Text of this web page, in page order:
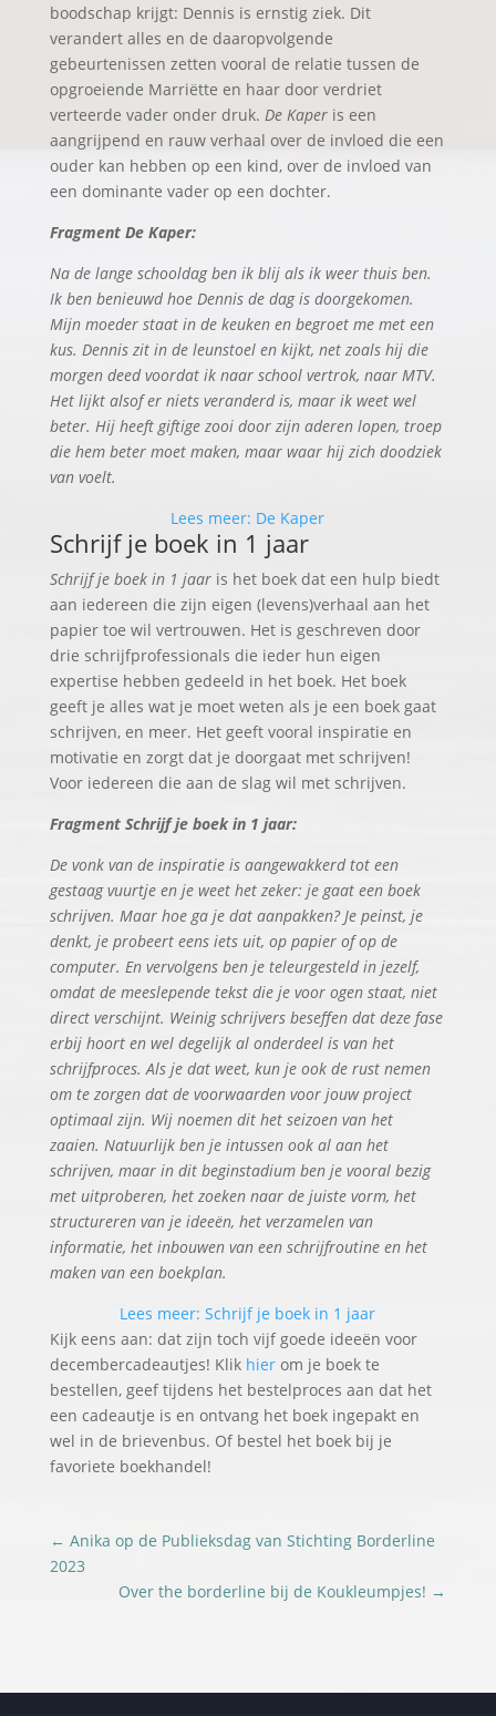
boodschap krijgt: Dennis is ernstig ziek. Dit
verandert alles en de daaropvolgende
gebeurtenissen zetten vooral de relatie tussen de
opgroeiende Marriëtte en haar door verdriet
verteerde vader onder druk. De Kaperis een
aangrijpend en rauw verhaal over de invloed die een
ouder kan hebben op een kind, over de invloed van
een dominante vader op een dochter.
Fragment De Kaper:
Na de lange schooldag ben ik blij als ik weer thuis ben.
Ik ben benieuwd hoe Dennis de dag is doorgekomen.
Mijn moeder staat in de keuken en begroet me met een
kus. Dennis zit in de leunstoel en kijkt, net zoals hij die
morgen deed voordat ik naar school vertrok, naar MTV.
Het lijkt alsof er niets veranderd is, maar ik weet wel
beter. Hij heeft giftige zooi door zijn aderen lopen, troep
die hem beter moet maken, maar waar hij zich doodziek
van voelt.
Lees meer: De Kaper
Schrijf je boek in 1 jaar
Schrijf je boek in 1 jaaris het boek dat een hulp biedt
aan iedereen die zijn eigen (levens)verhaal aan het
papier toe wil vertrouwen. Het is geschreven door
drie schrijfprofessionals die ieder hun eigen
expertise hebben gedeeld in het boek. Het boek
geeft je alles wat je moet weten als je een boek gaat
schrijven, en meer. Het geeft vooral inspiratie en
motivatie en zorgt dat je doorgaat met schrijven!
Voor iedereen die aan de slag wil met schrijven.
Fragment Schrijf je boek in 1 jaar:
De vonk van de inspiratie is aangewakkerd tot een
gestaag vuurtje en je weet het zeker: je gaat een boek
schrijven. Maar hoe ga je dat aanpakken? Je peinst, je
denkt, je probeert eens iets uit, op papier of op de
computer. En vervolgens ben je teleurgesteld in jezelf,
omdat de meeslepende tekst die je voor ogen staat, niet
direct verschijnt. Weinig schrijvers beseffen dat deze fase
erbij hoort en wel degelijk al onderdeel is van het
schrijfproces. Als je dat weet, kun je ook de rust nemen
om te zorgen dat de voorwaarden voor jouw project
optimaal zijn. Wij noemen dit het seizoen van het
zaaien. Natuurlijk ben je intussen ook al aan het
schrijven, maar in dit beginstadium ben je vooral bezig
met uitproberen, het zoeken naar de juiste vorm, het
structureren van je ideeën, het verzamelen van
informatie, het inbouwen van een schrijfroutine en het
maken van een boekplan.
Lees meer: Schrijf je boek in 1 jaar
Kijk eens aan: dat zijn toch vijf goede ideeën voor
decembercadeautjes! Klik hierom je boek te
bestellen, geef tijdens het bestelproces aan dat het
een cadeautje is en ontvang het boek ingepakt en
wel in de brievenbus. Of bestel het boek bij je
favoriete boekhandel!
← Anika op de Publieksdag van Stichting Borderline
2023
Over the borderline bij de Koukleumpjes! →